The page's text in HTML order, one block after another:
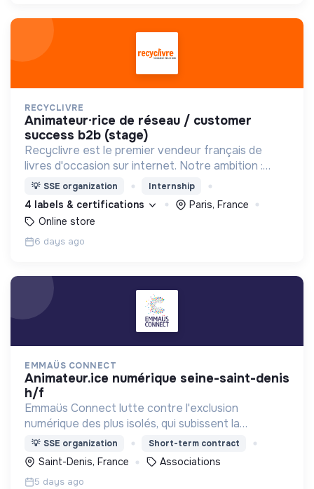
RECYCLIVRE
animateur·rice de réseau / customer
success b2b (stage)
Recyclivre est le premier vendeur français de
livres d'occasion sur internet. Notre ambition :
avoir un impact favorable sur l'homme et son
environnement.
💡 SSE organization Internship
4 labels & certifications
Paris, France
Online store
6 days ago
EMMAÜS CONNECT
animateur.ice numérique seine-saint-denis
h/f
Emmaüs Connect lutte contre l'exclusion
numérique des plus isolés, qui subissent la
dématérialisation de la plupart des services du
quotidien.
💡 SSE organization Short-term contract
Saint-Denis, France Associations
5 days ago